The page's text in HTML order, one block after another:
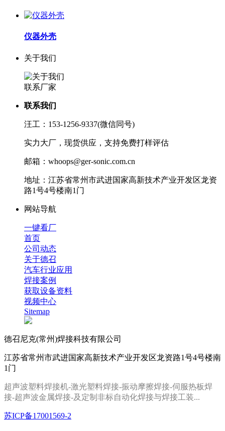
仪器外壳
关于我们
联系厂家
联系我们
汪工：153-1256-9337(微信同号)
实力大厂，现货供应，支持免费打样评估
邮箱：whoops@ger-sonic.com.cn
地址：江苏省常州市武进国家高新技术产业开发区龙资
路1号4号楼南1门
网站导航
一键看厂
首页
公司动态
关于德召
汽车行业应用
焊接案例
获取设备资料
视频中心
Sitemap
德召尼克(常州)焊接科技有限公司
江苏省常州市武进国家高新技术产业开发区龙资路1号4号楼南
1门
超声波塑料焊接机-激光塑料焊接-振动摩擦焊接-伺服热板焊
接-超声波金属焊接-及定制 非标自动化焊接与焊接工装...
苏ICP备17001569-2